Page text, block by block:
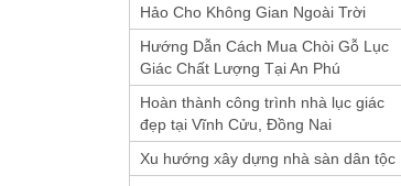
Hảo Cho Không Gian Ngoài Trời
Hướng Dẫn Cách Mua Chòi Gỗ Lục
Giác Chất Lượng Tại An Phú
Hoàn thành công trình nhà lục giác
đẹp tại Vĩnh Cửu, Đồng Nai
Xu hướng xây dựng nhà sàn dân tộc